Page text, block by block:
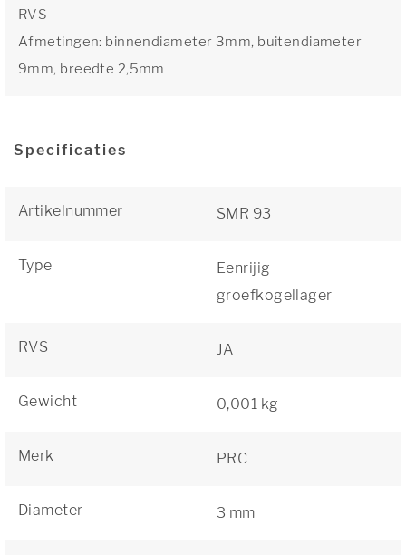
RVS
Afmetingen: binnendiameter 3mm, buitendiameter
9mm, breedte 2,5mm
Specificaties
Artikelnummer SMR 93
Type
Eenrijig
groefkogellager
RVS JA
Gewicht 0,001 kg
Merk PRC
Diameter 3 mm